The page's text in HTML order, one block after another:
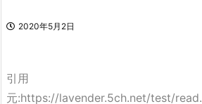
2020年5月2日
引用
元:https://lavender.5ch.net/test/